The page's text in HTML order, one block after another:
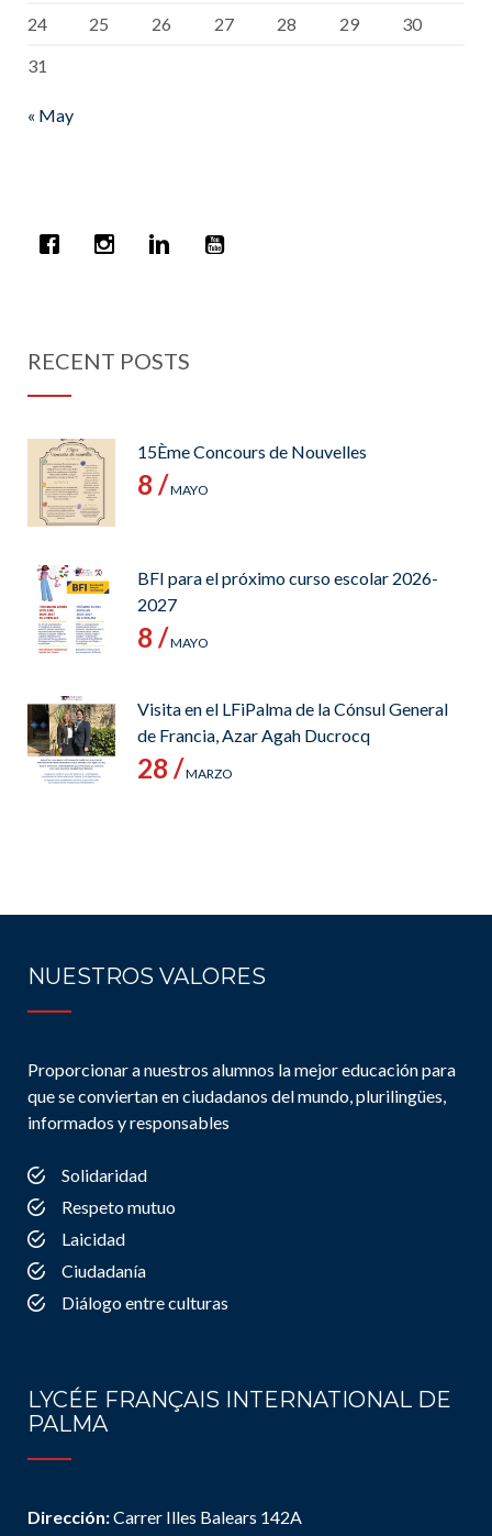
24 25 26 27 28 29
30
31
« May
RECENT POSTS
15Ème Concours de Nouvelles
8 /MAYO
BFI para el próximo curso escolar 2026-
2027
8 /MAYO
Visita en el LFiPalma de la Cónsul General
de Francia, Azar Agah Ducrocq
28 /MARZO
NUESTROS VALORES
Proporcionar a nuestros alumnos la mejor educación para
que se conviertan en ciudadanos del mundo, plurilingües,
informados y responsables
Solidaridad
Respeto mutuo
Laicidad
Ciudadanía
Diálogo entre culturas
LYCÉE FRANÇAIS INTERNATIONAL DE
PALMA
Dirección:Carrer Illes Balears 142A